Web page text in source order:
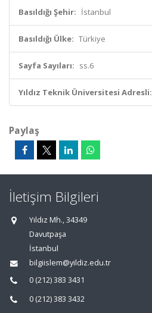
Basıldığı Şehir: İstanbul
Basıldığı Ülke: Türkiye
Sayfa Sayıları: ss.6
Yıldız Teknik Üniversitesi Adresli:
Paylaş
İletişim Bilgileri
Yıldız Mh., 34349
Davutpaşa
İstanbul
bilgiislem@yildiz.edu.tr
0 (212) 383 3431
0 (212) 383 3432